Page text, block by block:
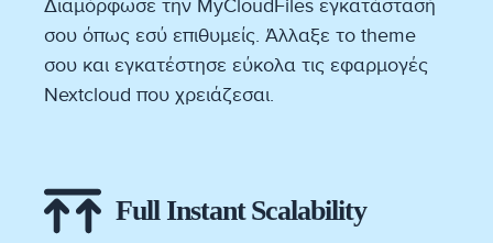
σου όπως εσύ επιθυμείς. Άλλαξε το theme
σου και εγκατέστησε εύκολα τις εφαρμογές
Nextcloud που χρειάζεσαι.
Full Instant Scalability